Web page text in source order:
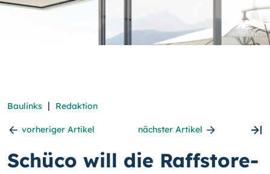
Baulinks | Redaktion
vorheriger Artikel nächster Artikel
Schüco will die Raffstore-